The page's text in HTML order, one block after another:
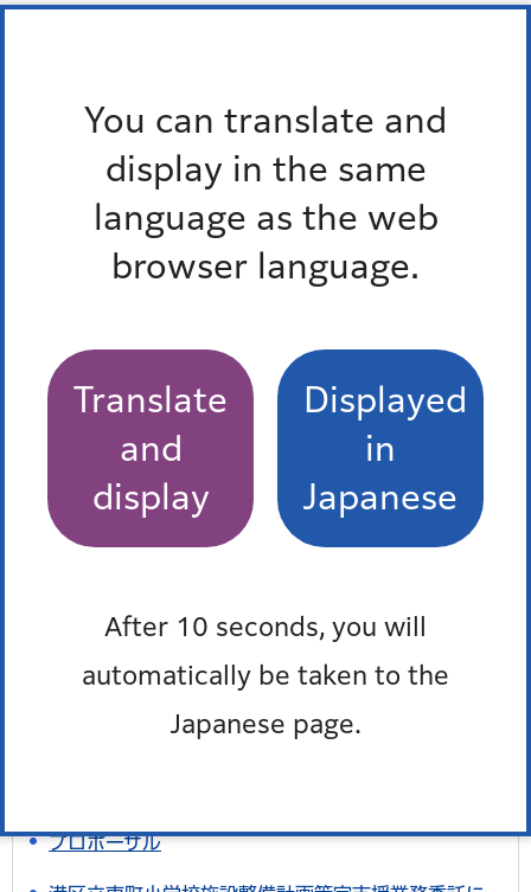
You can translate and
display in the same
language as the web
browser language.
Translate
and
display
Displayed
in
Japanese
After 10 seconds, you will
automatically be taken to the
Japanese page.
事業候補者選考委員会会議録
第1回選考委員会議事録（PDF：219KB）
第2回選考委員会議事録（PDF：257KB）
第3回選考委員会議事録（PDF：337KB）
よくある質問
特によくある質問
区のホームページで入札情報（契約情報）を知りた
い。
よくある質問一覧
このページを見た人はこんなページも見て
プロポーザル